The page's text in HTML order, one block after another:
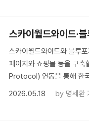
스카이월드와이드·
스카이월드와이드와 블루
페이지와 쇼핑몰 등을 구
Protocol) 연동을 통해 한
2026.05.18
by 명세환